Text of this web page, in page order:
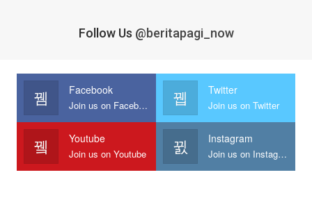
Follow Us @beritapagi_now
Facebook
Join us on Facebook
Twitter
Join us on Twitter
Youtube
Join us on Youtube
Instagram
Join us on Instagram